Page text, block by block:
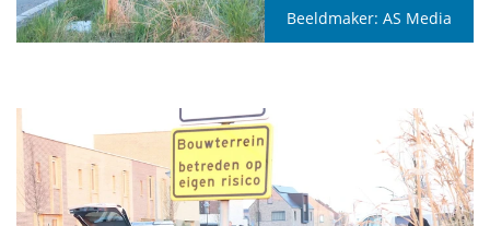
Beeldmaker: AS Media